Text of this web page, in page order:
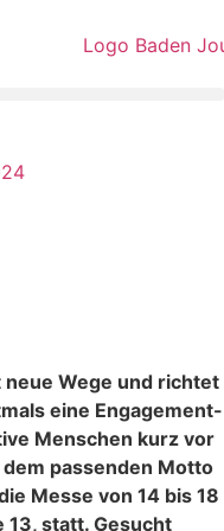
Wege und richtet
eine Engagement-
Menschen kurz vor
passenden Motto
Messe von 14 bis 18
13, statt. Gesucht